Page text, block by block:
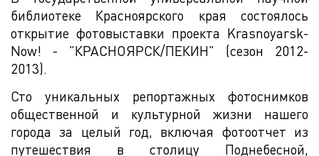
библиотеке Красноярского края состоялось
открытие фотовыставки проекта Krasnoyarsk-
Now! - "КРАСНОЯРСК/ПЕКИН" (сезон 2012-
2013).
Сто уникальных репортажных фотоснимков
общественной и культурной жизни нашего
города за целый год, включая фотоотчет из
путешествия в столицу Поднебесной,